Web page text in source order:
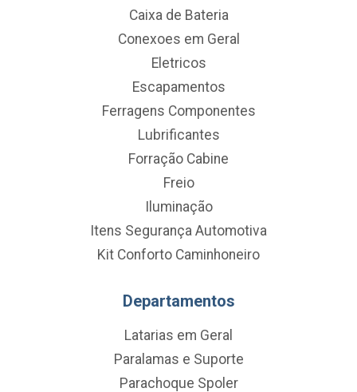
Caixa de Bateria
Conexoes em Geral
Eletricos
Escapamentos
Ferragens Componentes
Lubrificantes
Forração Cabine
Freio
Iluminação
Itens Segurança Automotiva
Kit Conforto Caminhoneiro
Departamentos
Latarias em Geral
Paralamas e Suporte
Parachoque Spoler